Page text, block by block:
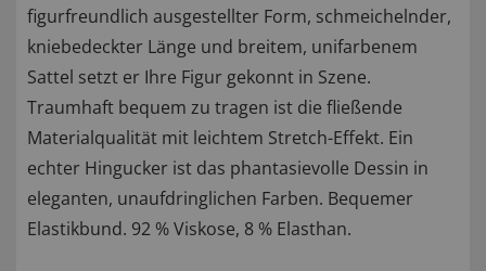
figurfreundlich ausgestellter Form, schmeichelnder,
kniebedeckter Länge und breitem, unifarbenem
Sattel setzt er Ihre Figur gekonnt in Szene.
Traumhaft bequem zu tragen ist die fließende
Materialqualität mit leichtem Stretch-Effekt. Ein
echter Hingucker ist das phantasievolle Dessin in
eleganten, unaufdringlichen Farben. Bequemer
Elastikbund. 92 % Viskose, 8 % Elasthan.